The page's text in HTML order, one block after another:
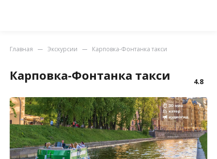
Главная Экскурсии Карповка-Фонтанка такси
Карповка-Фонтанка такси 4.8